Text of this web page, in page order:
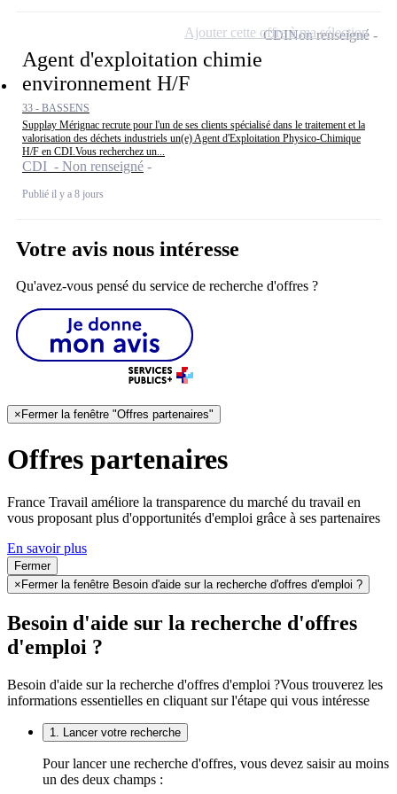
Agent d'exploitation chimie
environnement H/F
33 - BASSENS
Supplay Mérignac recrute pour l'un de ses clients spécialisé dans le traitement et la
valorisation des déchets industriels un(e) Agent d'Exploitation Physico-Chimique
H/F en CDI.Vous recherchez un...
CDI - Non renseigné
Publié il y a 8 jours
CDINon renseigné
Ajouter cette offre à ma sélection
Votre avis nous intéresse
Qu'avez-vous pensé du service de recherche d'offres ?
× Fermer la fenêtre "Offres partenaires"
Offres partenaires
France Travail améliore la transparence du marché du travail en
vous proposant plus d'opportunités d'emploi grâce à ses partenaires
En savoir plus
Fermer
× Fermer la fenêtre Besoin d'aide sur la recherche d'offres d'emploi ?
Besoin d'aide sur la recherche d'offres
d'emploi ?
Besoin d'aide sur la recherche d'offres d'emploi ?Vous trouverez les
informations essentielles en cliquant sur l'étape qui vous intéresse
1. Lancer votre recherche
Pour lancer une recherche d'offres, vous devez saisir au moins
un des deux champs :